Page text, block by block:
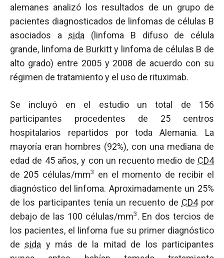
alemanes analizó los resultados de un grupo de
pacientes diagnosticados de linfomas de células B
asociados a sida (linfoma B difuso de célula
grande, linfoma de Burkitt y linfoma de células B de
alto grado) entre 2005 y 2008 de acuerdo con su
régimen de tratamiento y el uso de rituximab.
Se incluyó en el estudio un total de 156
participantes procedentes de 25 centros
hospitalarios repartidos por toda Alemania. La
mayoría eran hombres (92%), con una mediana de
edad de 45 años, y con un recuento medio de CD4
de 205 células/mm3
en el momento de recibir el
diagnóstico del linfoma. Aproximadamente un 25%
de los participantes tenía un recuento de CD4por
debajo de las 100 células/mm3. En dos tercios de
los pacientes, el linfoma fue su primer diagnóstico
de sida y más de la mitad de los participantes